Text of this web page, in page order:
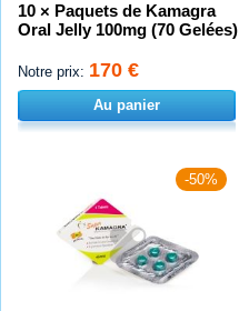
10 × Paquets de Kamagra
Oral Jelly 100mg (70 Gelées)
Notre prix: 170 €
Au panier
-50%